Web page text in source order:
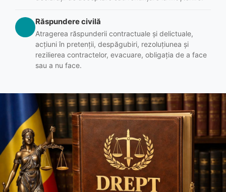
Răspundere civilă
Atragerea răspunderii contractuale și delictuale,
acțiuni în pretenții, despăgubiri, rezoluțiunea și
rezilierea contractelor, evacuare, obligația de a face
sau a nu face.